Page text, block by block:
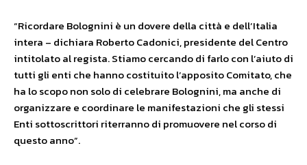
“Ricordare Bolognini è un dovere della città e dell’Italia
intera – dichiara Roberto Cadonici, presidente del Centro
intitolato al regista. Stiamo cercando di farlo con l’aiuto di
tutti gli enti che hanno costituito l’apposito Comitato, che
ha lo scopo non solo di celebrare Bolognini, ma anche di
organizzare e coordinare le manifestazioni che gli stessi
Enti sottoscrittori riterranno di promuovere nel corso di
questo anno”.